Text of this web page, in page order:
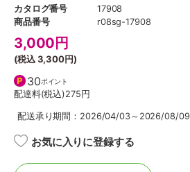
カタログ番号
17908
商品番号
r08sg-17908
3,000 円
(税込3,300円)
30ポイント
配達料(税込)275円
配送承り期間：2026/04/03～2026/08/09
お気に入りに登録する